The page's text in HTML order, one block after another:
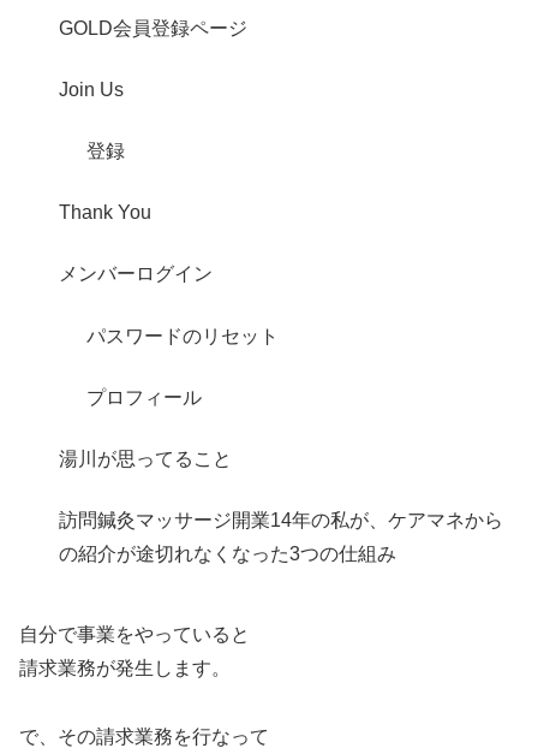
GOLD会員登録ページ
Join Us
登録
Thank You
メンバーログイン
パスワードのリセット
プロフィール
湯川が思ってること
訪問鍼灸マッサージ開業14年の私が、ケアマネから
の紹介が途切れなくなった3つの仕組み
自分で事業をやっていると
請求業務が発生します。
で、その請求業務を行なって